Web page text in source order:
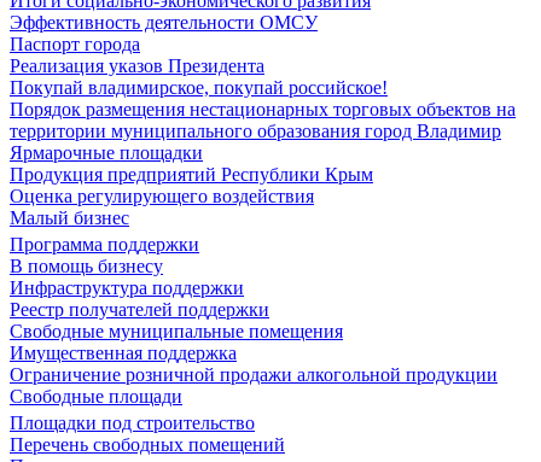
Эффективность деятельности ОМСУ
Паспорт города
Реализация указов Президента
Покупай владимирское, покупай российское!
Порядок размещения нестационарных торговых объектов на
территории муниципального образования город Владимир
Ярмарочные площадки
Продукция предприятий Республики Крым
Оценка регулирующего воздействия
Малый бизнес
Программа поддержки
В помощь бизнесу
Инфраструктура поддержки
Реестр получателей поддержки
Свободные муниципальные помещения
Имущественная поддержка
Ограничение розничной продажи алкогольной продукции
Свободные площади
Площадки под строительство
Перечень свободных помещений